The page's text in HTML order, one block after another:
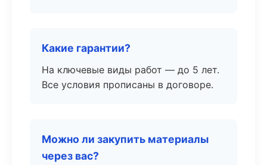
Какие гарантии?
На ключевые виды работ — до 5 лет.
Все условия прописаны в договоре.
Можно ли закупить материалы
через вас?